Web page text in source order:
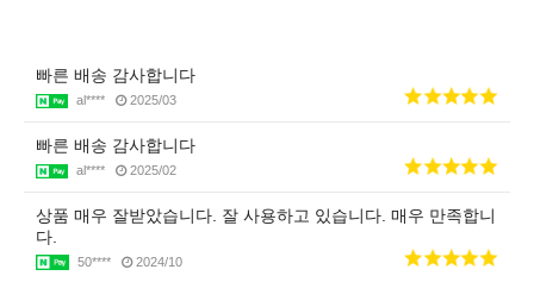
빠른 배송 감사합니다
al**** 2025/03
빠른 배송 감사합니다
al**** 2025/02
상품 매우 잘받았습니다. 잘 사용하고 있습니다. 매우 만족합니
다.
50**** 2024/10